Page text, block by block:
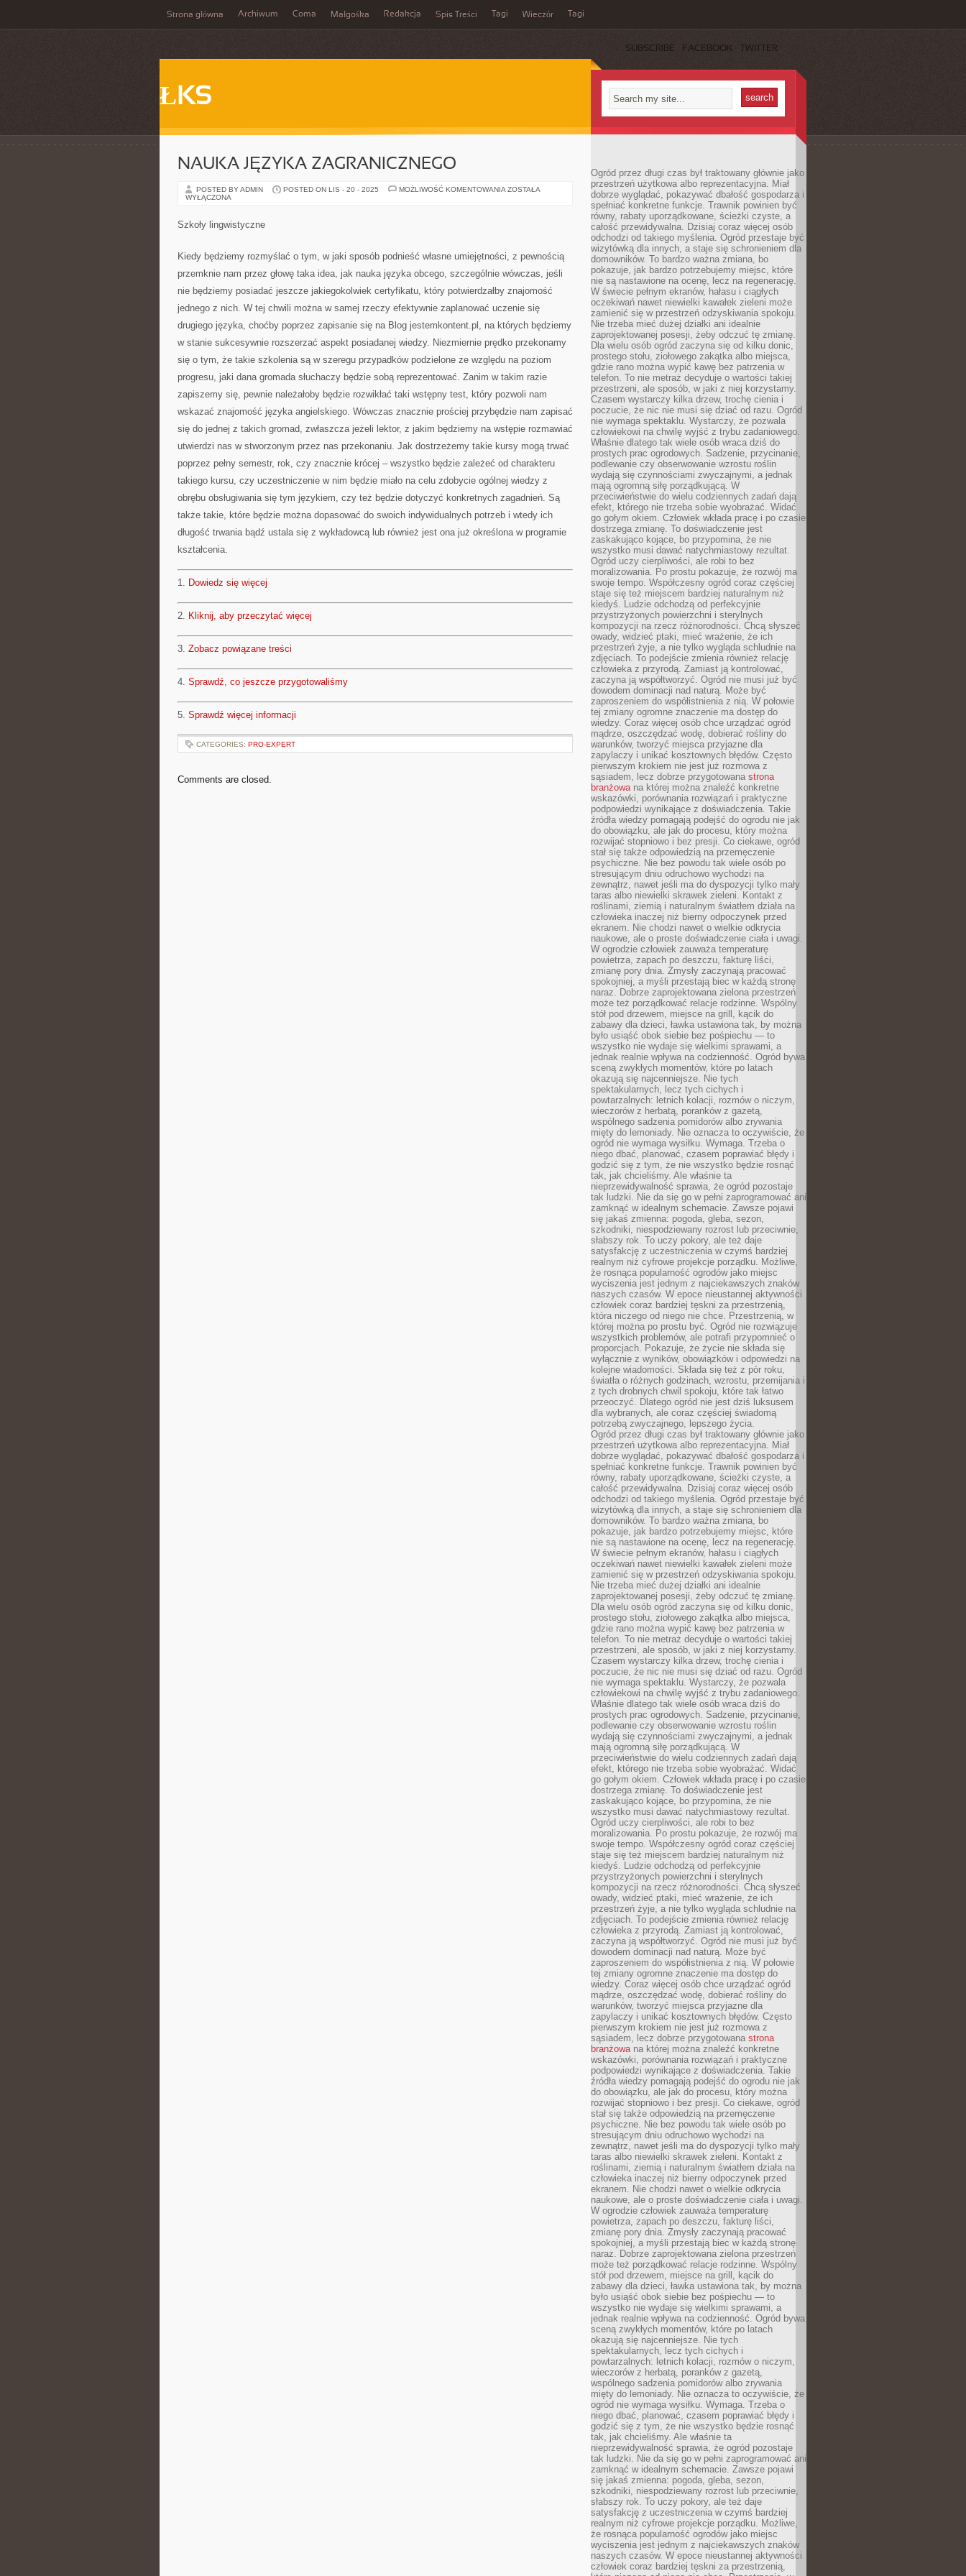
Strona główna Archiwum Coma Małgośka Redakcja Spis Treści Tagi Wieczór Tagi
SUBSCRIBE FACEBOOK TWITTER
ŁKS
NAUKA JĘZYKA ZAGRANICZNEGO
POSTED BY ADMIN POSTED ON LIS - 20 - 2025 MOŻLIWOŚĆ KOMENTOWANIA NAUKA
ZOSTAŁA
WYŁĄCZONA
Szkoły lingwistyczne
Kiedy będziemy rozmyślać o tym, w jaki sposób podnieść własne umiejętności, z pewnością
przemknie nam przez głowę taka idea, jak nauka języka obcego, szczególnie wówczas, jeśli
nie będziemy posiadać jeszcze jakiegokolwiek certyfikatu, który potwierdzałby znajomość
jednego z nich. W tej chwili można w samej rzeczy efektywnie zaplanować uczenie się
drugiego języka, choćby poprzez zapisanie się na Blog jestemkontent.pl, na których będziemy
w stanie sukcesywnie rozszerzać aspekt posiadanej wiedzy. Niezmiernie prędko przekonamy
się o tym, że takie szkolenia są w szeregu przypadków podzielone ze względu na poziom
progresu, jaki dana gromada słuchaczy będzie sobą reprezentować. Zanim w takim razie
zapiszemy się, pewnie należałoby będzie rozwikłać taki wstępny test, który pozwoli nam
wskazać znajomość języka angielskiego. Wówczas znacznie prościej przybędzie nam zapisać
się do jednej z takich gromad, zwłaszcza jeżeli lektor, z jakim będziemy na wstępie rozmawiać
utwierdzi nas w stworzonym przez nas przekonaniu. Jak dostrzeżemy takie kursy mogą trwać
poprzez pełny semestr, rok, czy znacznie krócej – wszystko będzie zależeć od charakteru
takiego kursu, czy uczestniczenie w nim będzie miało na celu zdobycie ogólnej wiedzy z
obrębu obsługiwania się tym językiem, czy też będzie dotyczyć konkretnych zagadnień. Są
także takie, które będzie można dopasować do swoich indywidualnych potrzeb i wtedy ich
długość trwania bądź ustala się z wykładowcą lub również jest ona już określona w programie
kształcenia.
1. Dowiedz się więcej
2. Kliknij, aby przeczytać więcej
3. Zobacz powiązane treści
4. Sprawdź, co jeszcze przygotowaliśmy
5. Sprawdź więcej informacji
CATEGORIES: PRO-EXPERT
Comments are closed.
Ogród przez długi czas był traktowany głównie jako
przestrzeń użytkowa albo reprezentacyjna. Miał
dobrze wyglądać, pokazywać dbałość gospodarza i
spełniać konkretne funkcje. Trawnik powinien być
równy, rabaty uporządkowane, ścieżki czyste, a
całość przewidywalna. Dzisiaj coraz więcej osób
odchodzi od takiego myślenia. Ogród przestaje być
wizytówką dla innych, a staje się schronieniem dla
domowników. To bardzo ważna zmiana, bo
pokazuje, jak bardzo potrzebujemy miejsc, które
nie są nastawione na ocenę, lecz na regenerację.
W świecie pełnym ekranów, hałasu i ciągłych
oczekiwań nawet niewielki kawałek zieleni może
zamienić się w przestrzeń odzyskiwania spokoju.
Nie trzeba mieć dużej działki ani idealnie
zaprojektowanej posesji, żeby odczuć tę zmianę.
Dla wielu osób ogród zaczyna się od kilku donic,
prostego stołu, ziołowego zakątka albo miejsca,
gdzie rano można wypić kawę bez patrzenia w
telefon. To nie metraż decyduje o wartości takiej
przestrzeni, ale sposób, w jaki z niej korzystamy.
Czasem wystarczy kilka drzew, trochę cienia i
poczucie, że nic nie musi się dziać od razu. Ogród
nie wymaga spektaklu. Wystarczy, że pozwala
człowiekowi na chwilę wyjść z trybu zadaniowego.
Właśnie dlatego tak wiele osób wraca dziś do
prostych prac ogrodowych. Sadzenie, przycinanie,
podlewanie czy obserwowanie wzrostu roślin
wydają się czynnościami zwyczajnymi, a jednak
mają ogromną siłę porządkującą. W
przeciwieństwie do wielu codziennych zadań dają
efekt, którego nie trzeba sobie wyobrażać. Widać
go gołym okiem. Człowiek wkłada pracę i po czasie
dostrzega zmianę. To doświadczenie jest
zaskakująco kojące, bo przypomina, że nie
wszystko musi dawać natychmiastowy rezultat.
Ogród uczy cierpliwości, ale robi to bez
moralizowania. Po prostu pokazuje, że rozwój ma
swoje tempo. Współczesny ogród coraz częściej
staje się też miejscem bardziej naturalnym niż
kiedyś. Ludzie odchodzą od perfekcyjnie
przystrzyżonych powierzchni i sterylnych
kompozycji na rzecz różnorodności. Chcą słyszeć
owady, widzieć ptaki, mieć wrażenie, że ich
przestrzeń żyje, a nie tylko wygląda schludnie na
zdjęciach. To podejście zmienia również relację
człowieka z przyrodą. Zamiast ją kontrolować,
zaczyna ją współtworzyć. Ogród nie musi już być
dowodem dominacji nad naturą. Może być
zaproszeniem do współistnienia z nią. W połowie
tej zmiany ogromne znaczenie ma dostęp do
wiedzy. Coraz więcej osób chce urządzać ogród
mądrze, oszczędzać wodę, dobierać rośliny do
warunków, tworzyć miejsca przyjazne dla
zapylaczy i unikać kosztownych błędów. Często
pierwszym krokiem nie jest już rozmowa z
sąsiadem, lecz dobrze przygotowana strona
branżowana której można znaleźć konkretne
wskazówki, porównania rozwiązań i praktyczne
podpowiedzi wynikające z doświadczenia. Takie
źródła wiedzy pomagają podejść do ogrodu nie jak
do obowiązku, ale jak do procesu, który można
rozwijać stopniowo i bez presji. Co ciekawe, ogród
stał się także odpowiedzią na przemęczenie
psychiczne. Nie bez powodu tak wiele osób po
stresującym dniu odruchowo wychodzi na
zewnątrz, nawet jeśli ma do dyspozycji tylko mały
taras albo niewielki skrawek zieleni. Kontakt z
roślinami, ziemią i naturalnym światłem działa na
człowieka inaczej niż bierny odpoczynek przed
ekranem. Nie chodzi nawet o wielkie odkrycia
naukowe, ale o proste doświadczenie ciała i uwagi.
W ogrodzie człowiek zauważa temperaturę
powietrza, zapach po deszczu, fakturę liści,
zmianę pory dnia. Zmysły zaczynają pracować
spokojniej, a myśli przestają biec w każdą stronę
naraz. Dobrze zaprojektowana zielona przestrzeń
może też porządkować relacje rodzinne. Wspólny
stół pod drzewem, miejsce na grill, kącik do
zabawy dla dzieci, ławka ustawiona tak, by można
było usiąść obok siebie bez pośpiechu — to
wszystko nie wydaje się wielkimi sprawami, a
jednak realnie wpływa na codzienność. Ogród bywa
sceną zwykłych momentów, które po latach
okazują się najcenniejsze. Nie tych
spektakularnych, lecz tych cichych i
powtarzalnych: letnich kolacji, rozmów o niczym,
wieczorów z herbatą, poranków z gazetą,
wspólnego sadzenia pomidorów albo zrywania
mięty do lemoniady. Nie oznacza to oczywiście, że
ogród nie wymaga wysiłku. Wymaga. Trzeba o
niego dbać, planować, czasem poprawiać błędy i
godzić się z tym, że nie wszystko będzie rosnąć
tak, jak chcieliśmy. Ale właśnie ta
nieprzewidywalność sprawia, że ogród pozostaje
tak ludzki. Nie da się go w pełni zaprogramować ani
zamknąć w idealnym schemacie. Zawsze pojawi
się jakaś zmienna: pogoda, gleba, sezon,
szkodniki, niespodziewany rozrost lub przeciwnie,
słabszy rok. To uczy pokory, ale też daje
satysfakcję z uczestniczenia w czymś bardziej
realnym niż cyfrowe projekcje porządku. Możliwe,
że rosnąca popularność ogrodów jako miejsc
wyciszenia jest jednym z najciekawszych znaków
naszych czasów. W epoce nieustannej aktywności
człowiek coraz bardziej tęskni za przestrzenią,
która niczego od niego nie chce. Przestrzenią, w
której można po prostu być. Ogród nie rozwiązuje
wszystkich problemów, ale potrafi przypomnieć o
proporcjach. Pokazuje, że życie nie składa się
wyłącznie z wyników, obowiązków i odpowiedzi na
kolejne wiadomości. Składa się też z pór roku,
światła o różnych godzinach, wzrostu, przemijania i
z tych drobnych chwil spokoju, które tak łatwo
przeoczyć. Dlatego ogród nie jest dziś luksusem
dla wybranych, ale coraz częściej świadomą
potrzebą zwyczajnego, lepszego życia.
Ogród przez długi czas był traktowany głównie jako
przestrzeń użytkowa albo reprezentacyjna. Miał
dobrze wyglądać, pokazywać dbałość gospodarza i
spełniać konkretne funkcje. Trawnik powinien być
równy, rabaty uporządkowane, ścieżki czyste, a
całość przewidywalna. Dzisiaj coraz więcej osób
odchodzi od takiego myślenia. Ogród przestaje być
wizytówką dla innych, a staje się schronieniem dla
domowników. To bardzo ważna zmiana, bo
pokazuje, jak bardzo potrzebujemy miejsc, które
nie są nastawione na ocenę, lecz na regenerację.
W świecie pełnym ekranów, hałasu i ciągłych
oczekiwań nawet niewielki kawałek zieleni może
zamienić się w przestrzeń odzyskiwania spokoju.
Nie trzeba mieć dużej działki ani idealnie
zaprojektowanej posesji, żeby odczuć tę zmianę.
Dla wielu osób ogród zaczyna się od kilku donic,
prostego stołu, ziołowego zakątka albo miejsca,
gdzie rano można wypić kawę bez patrzenia w
telefon. To nie metraż decyduje o wartości takiej
przestrzeni, ale sposób, w jaki z niej korzystamy.
Czasem wystarczy kilka drzew, trochę cienia i
poczucie, że nic nie musi się dziać od razu. Ogród
nie wymaga spektaklu. Wystarczy, że pozwala
człowiekowi na chwilę wyjść z trybu zadaniowego.
Właśnie dlatego tak wiele osób wraca dziś do
prostych prac ogrodowych. Sadzenie, przycinanie,
podlewanie czy obserwowanie wzrostu roślin
wydają się czynnościami zwyczajnymi, a jednak
mają ogromną siłę porządkującą. W
przeciwieństwie do wielu codziennych zadań dają
efekt, którego nie trzeba sobie wyobrażać. Widać
go gołym okiem. Człowiek wkłada pracę i po czasie
dostrzega zmianę. To doświadczenie jest
zaskakująco kojące, bo przypomina, że nie
wszystko musi dawać natychmiastowy rezultat.
Ogród uczy cierpliwości, ale robi to bez
moralizowania. Po prostu pokazuje, że rozwój ma
swoje tempo. Współczesny ogród coraz częściej
staje się też miejscem bardziej naturalnym niż
kiedyś. Ludzie odchodzą od perfekcyjnie
przystrzyżonych powierzchni i sterylnych
kompozycji na rzecz różnorodności. Chcą słyszeć
owady, widzieć ptaki, mieć wrażenie, że ich
przestrzeń żyje, a nie tylko wygląda schludnie na
zdjęciach. To podejście zmienia również relację
człowieka z przyrodą. Zamiast ją kontrolować,
zaczyna ją współtworzyć. Ogród nie musi już być
dowodem dominacji nad naturą. Może być
zaproszeniem do współistnienia z nią. W połowie
tej zmiany ogromne znaczenie ma dostęp do
wiedzy. Coraz więcej osób chce urządzać ogród
mądrze, oszczędzać wodę, dobierać rośliny do
warunków, tworzyć miejsca przyjazne dla
zapylaczy i unikać kosztownych błędów. Często
pierwszym krokiem nie jest już rozmowa z
sąsiadem, lecz dobrze przygotowana strona
branżowana której można znaleźć konkretne
wskazówki, porównania rozwiązań i praktyczne
podpowiedzi wynikające z doświadczenia. Takie
źródła wiedzy pomagają podejść do ogrodu nie jak
do obowiązku, ale jak do procesu, który można
rozwijać stopniowo i bez presji. Co ciekawe, ogród
stał się także odpowiedzią na przemęczenie
psychiczne. Nie bez powodu tak wiele osób po
stresującym dniu odruchowo wychodzi na
zewnątrz, nawet jeśli ma do dyspozycji tylko mały
taras albo niewielki skrawek zieleni. Kontakt z
roślinami, ziemią i naturalnym światłem działa na
człowieka inaczej niż bierny odpoczynek przed
ekranem. Nie chodzi nawet o wielkie odkrycia
naukowe, ale o proste doświadczenie ciała i uwagi.
W ogrodzie człowiek zauważa temperaturę
powietrza, zapach po deszczu, fakturę liści,
zmianę pory dnia. Zmysły zaczynają pracować
spokojniej, a myśli przestają biec w każdą stronę
naraz. Dobrze zaprojektowana zielona przestrzeń
może też porządkować relacje rodzinne. Wspólny
stół pod drzewem, miejsce na grill, kącik do
zabawy dla dzieci, ławka ustawiona tak, by można
było usiąść obok siebie bez pośpiechu — to
wszystko nie wydaje się wielkimi sprawami, a
jednak realnie wpływa na codzienność. Ogród bywa
sceną zwykłych momentów, które po latach
okazują się najcenniejsze. Nie tych
spektakularnych, lecz tych cichych i
powtarzalnych: letnich kolacji, rozmów o niczym,
wieczorów z herbatą, poranków z gazetą,
wspólnego sadzenia pomidorów albo zrywania
mięty do lemoniady. Nie oznacza to oczywiście, że
ogród nie wymaga wysiłku. Wymaga. Trzeba o
niego dbać, planować, czasem poprawiać błędy i
godzić się z tym, że nie wszystko będzie rosnąć
tak, jak chcieliśmy. Ale właśnie ta
nieprzewidywalność sprawia, że ogród pozostaje
tak ludzki. Nie da się go w pełni zaprogramować ani
zamknąć w idealnym schemacie. Zawsze pojawi
się jakaś zmienna: pogoda, gleba, sezon,
szkodniki, niespodziewany rozrost lub przeciwnie,
słabszy rok. To uczy pokory, ale też daje
satysfakcję z uczestniczenia w czymś bardziej
realnym niż cyfrowe projekcje porządku. Możliwe,
że rosnąca popularność ogrodów jako miejsc
wyciszenia jest jednym z najciekawszych znaków
naszych czasów. W epoce nieustannej aktywności
człowiek coraz bardziej tęskni za przestrzenią,